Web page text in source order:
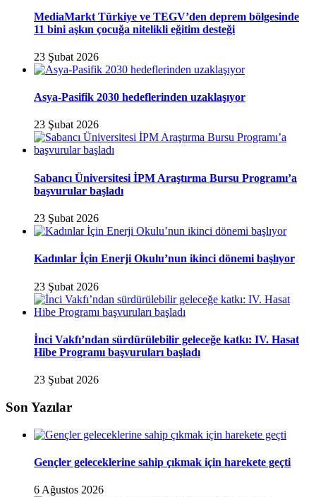
MediaMarkt Türkiye ve TEGV’den deprem bölgesinde
11 bini aşkın çocuğa nitelikli eğitim desteği
23 Şubat 2026
Asya-Pasifik 2030 hedeflerinden uzaklaşıyor
23 Şubat 2026
Sabancı Üniversitesi İPM Araştırma Bursu Programı’a
başvurular başladı
23 Şubat 2026
Kadınlar İçin Enerji Okulu’nun ikinci dönemi başlıyor
23 Şubat 2026
İnci Vakfı’ndan sürdürülebilir geleceğe katkı: IV. Hasat
Hibe Programı başvuruları başladı
23 Şubat 2026
Son Yazılar
Gençler geleceklerine sahip çıkmak için harekete geçti
6 Ağustos 2026